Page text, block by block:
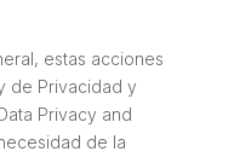
estas acciones
de Privacidad y
Privacy and
de la